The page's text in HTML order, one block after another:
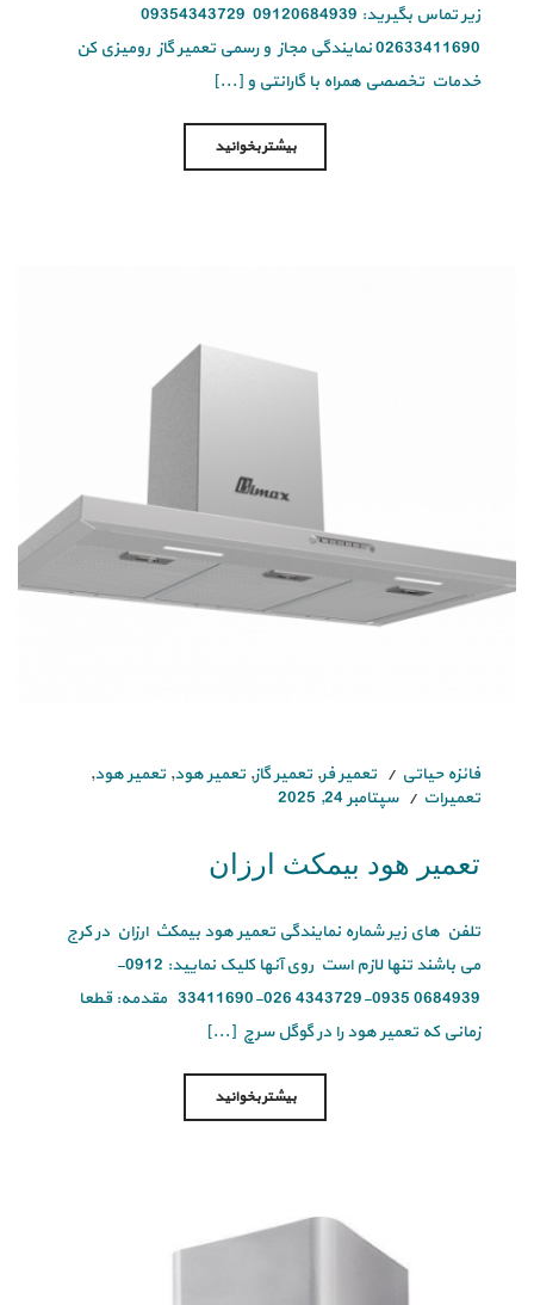
02633411690 نمایندگی مجاز و رسمی تعمیر گاز رومیزی کن
خدمات تخصصی همراه با گارانتی و [...]
بیشتر بخوانید
فائزه حیاتی تعمیر فر, تعمیر گاز, تعمیر هود, تعمیر هود,
تعمیرات
سپتامبر 24, 2025
تعمیر هود بیمکث ارزان
تلفن های زیر شماره نمایندگی تعمیر هود بیمکث ارزان در کرج
می باشند تنها لازم است روی آنها کلیک نمایید: 0912-
0684939 0935-4343729 026-33411690 مقدمه: قطعا
زمانی که تعمیر هود را در گوگل سرچ [...]
بیشتر بخوانید